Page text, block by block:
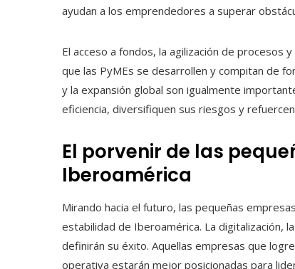
ayudan a los emprendedores a superar
El acceso a fondos, la agilización de procesos
que las PyMEs se desarrollen y compitan de
y la expansión global son igualmente
eficiencia, diversifiquen sus riesgos y
El porvenir de las
Iberoamérica
Mirando hacia el futuro, las pequeñas
estabilidad de Iberoamérica. La digitalización,
definirán su éxito. Aquellas empresas que
operativa estarán mejor posicionadas para